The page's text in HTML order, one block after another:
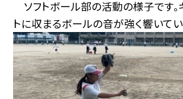
ソフトボール部の活動の様子です。
トに収まるボールの音が強く響いてい